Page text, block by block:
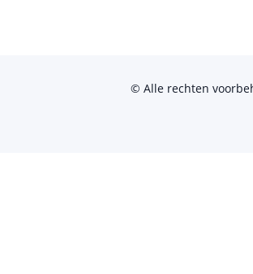
© Alle rechten